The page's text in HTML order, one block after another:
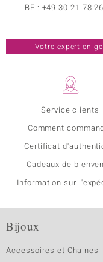
Service clients
Comment
Certificat
Cadeaux de
Information sur
BE : +49 30 21 78
Votre expert en
Bijoux
Accessoires et Chaines